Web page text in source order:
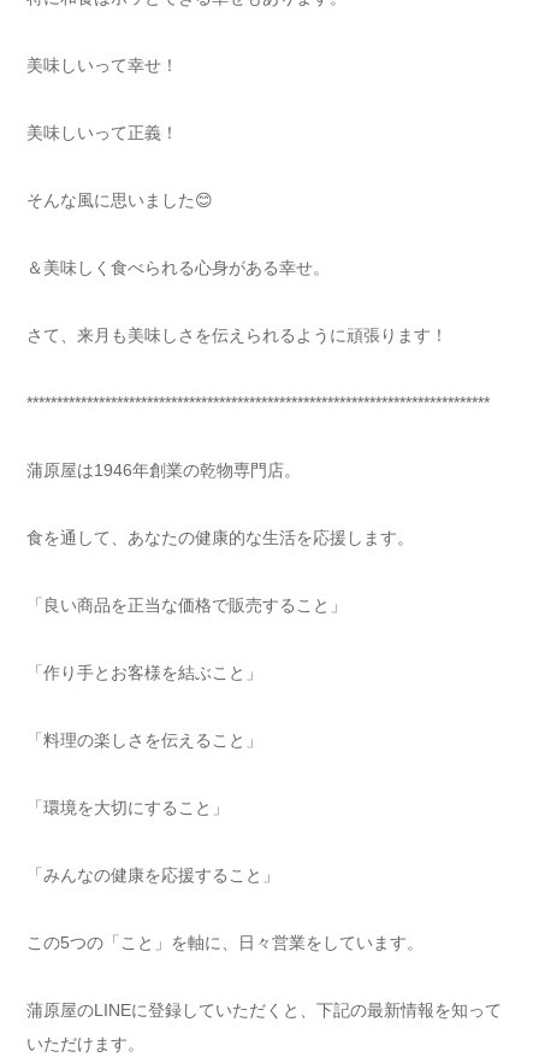
美味しいって幸せ！
美味しいって正義！
そんな風に思いました😊
＆美味しく食べられる心身がある幸せ。
さて、来月も美味しさを伝えられるように頑張ります！
*****************************************************************************
蒲原屋は1946年創業の乾物専門店。
食を通して、あなたの健康的な生活を応援します。
「良い商品を正当な価格で販売すること」
「作り手とお客様を結ぶこと」
「料理の楽しさを伝えること」
「環境を大切にすること」
「みんなの健康を応援すること」
この5つの「こと」を軸に、日々営業をしています。
蒲原屋のLINEに登録していただくと、下記の最新情報を知って
いただけます。